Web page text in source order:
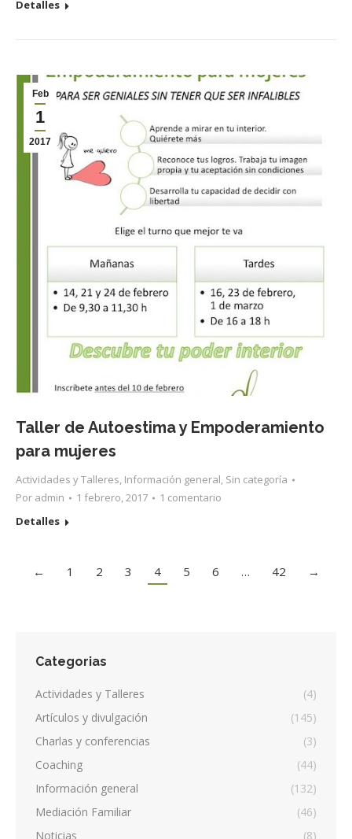
Detalles
Feb
1
2017
Taller de Autoestima y Empoderamiento
para mujeres
Actividades y Talleres, Información general, Sin categoría
Por admin 1 febrero, 2017
1 comentario
Detalles
← 1 2 3 4 5 6 … 42 →
Categorias
Actividades y Talleres
(4)
Artículos y divulgación
(145)
Charlas y conferencias
(3)
Coaching
(44)
Información general
(132)
Mediación Familiar
(46)
Noticias
(8)